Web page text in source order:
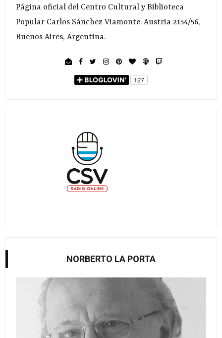
Página oficial del Centro Cultural y Biblioteca
Popular Carlos Sánchez Viamonte. Austria 2154/56,
Buenos Aires, Argentina.
NORBERTO LA PORTA